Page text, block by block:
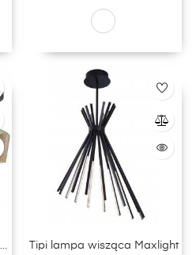
Tipi lampa wisząca Maxlight